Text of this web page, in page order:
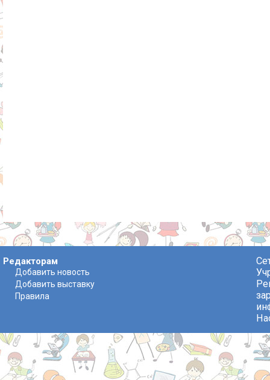
Редакторам
Добавить новость
Добавить выставку
Правила